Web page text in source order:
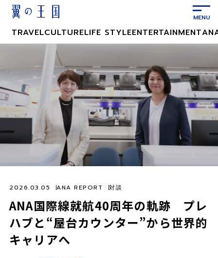
ン
ツ
に
ス
キ
ッ
プ
TRAVELCULTURELIFE STYLEENTERTAINMENT
ANA国際線就航40周年の軌跡 プレ
ハブと“屋台カウンター”から世界的
キャリアへ
2026.03.05 ANA REPORT 対談